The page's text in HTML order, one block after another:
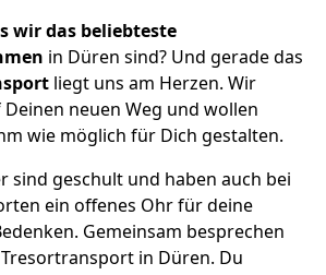
wir das beliebteste
in Düren sind? Und gerade das
liegt uns am Herzen. Wir
neuen Weg und wollen
wie möglich für Dich gestalten.
sind geschult und haben auch bei
ein offenes Ohr für deine
Gemeinsam besprechen
in Düren. Du